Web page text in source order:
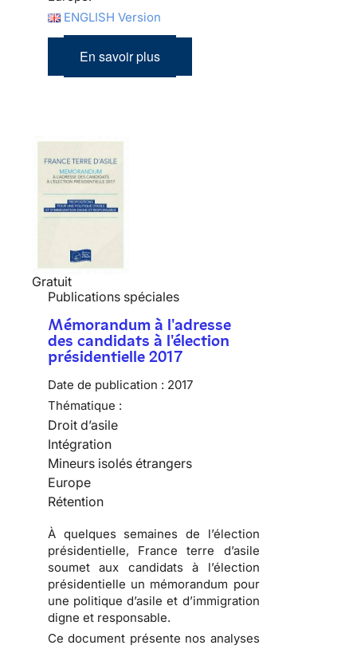
ENGLISH Version
En savoir plus
Gratuit
Publications spéciales
Mémorandum à l'adresse
des candidats à l'élection
présidentielle 2017
Date de publication : 2017
Thématique :
Droit d’asile
Intégration
Mineurs isolés étrangers
Europe
Rétention
À quelques semaines de l’élection
présidentielle, France terre d’asile
soumet aux candidats à l’élection
présidentielle un mémorandum pour
une politique d’asile et d’immigration
digne et responsable.
Ce document présente nos analyses